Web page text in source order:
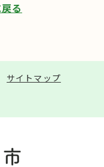
る
サイトマップ